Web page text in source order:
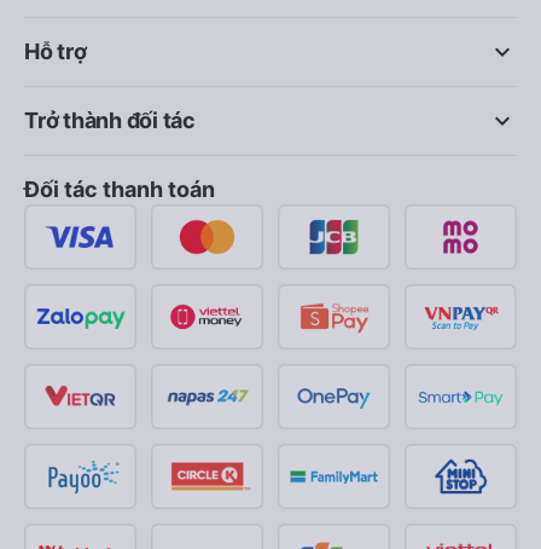
keyboard_arrow_down
Hỗ trợ
keyboard_arrow_down
Trở thành đối tác
Đối tác thanh toán